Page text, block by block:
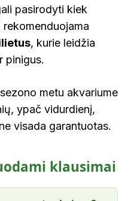
pasirodyti kiek
, kurie leidžia
pinigus.
metu akvariume
ypač vidurdienį,
visada garantuotas.
klausimai